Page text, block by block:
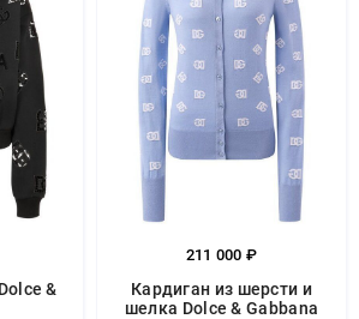
&
211 000 ₽
Кардиган из шерсти и
шелка Dolce & Gabbana